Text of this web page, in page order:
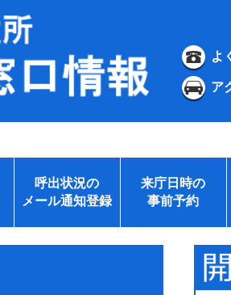
よ
ア
呼出状況の
メール通知登録
来庁日時の
事前予約